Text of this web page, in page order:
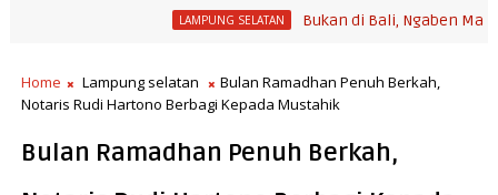
LAMPUNG SELATAN Bukan di Bali, Ngaben Massal
Home Lampung selatan
Bulan Ramadhan Penuh Berkah,
Notaris Rudi Hartono Berbagi Kepada Mustahik
Bulan Ramadhan Penuh Berkah,